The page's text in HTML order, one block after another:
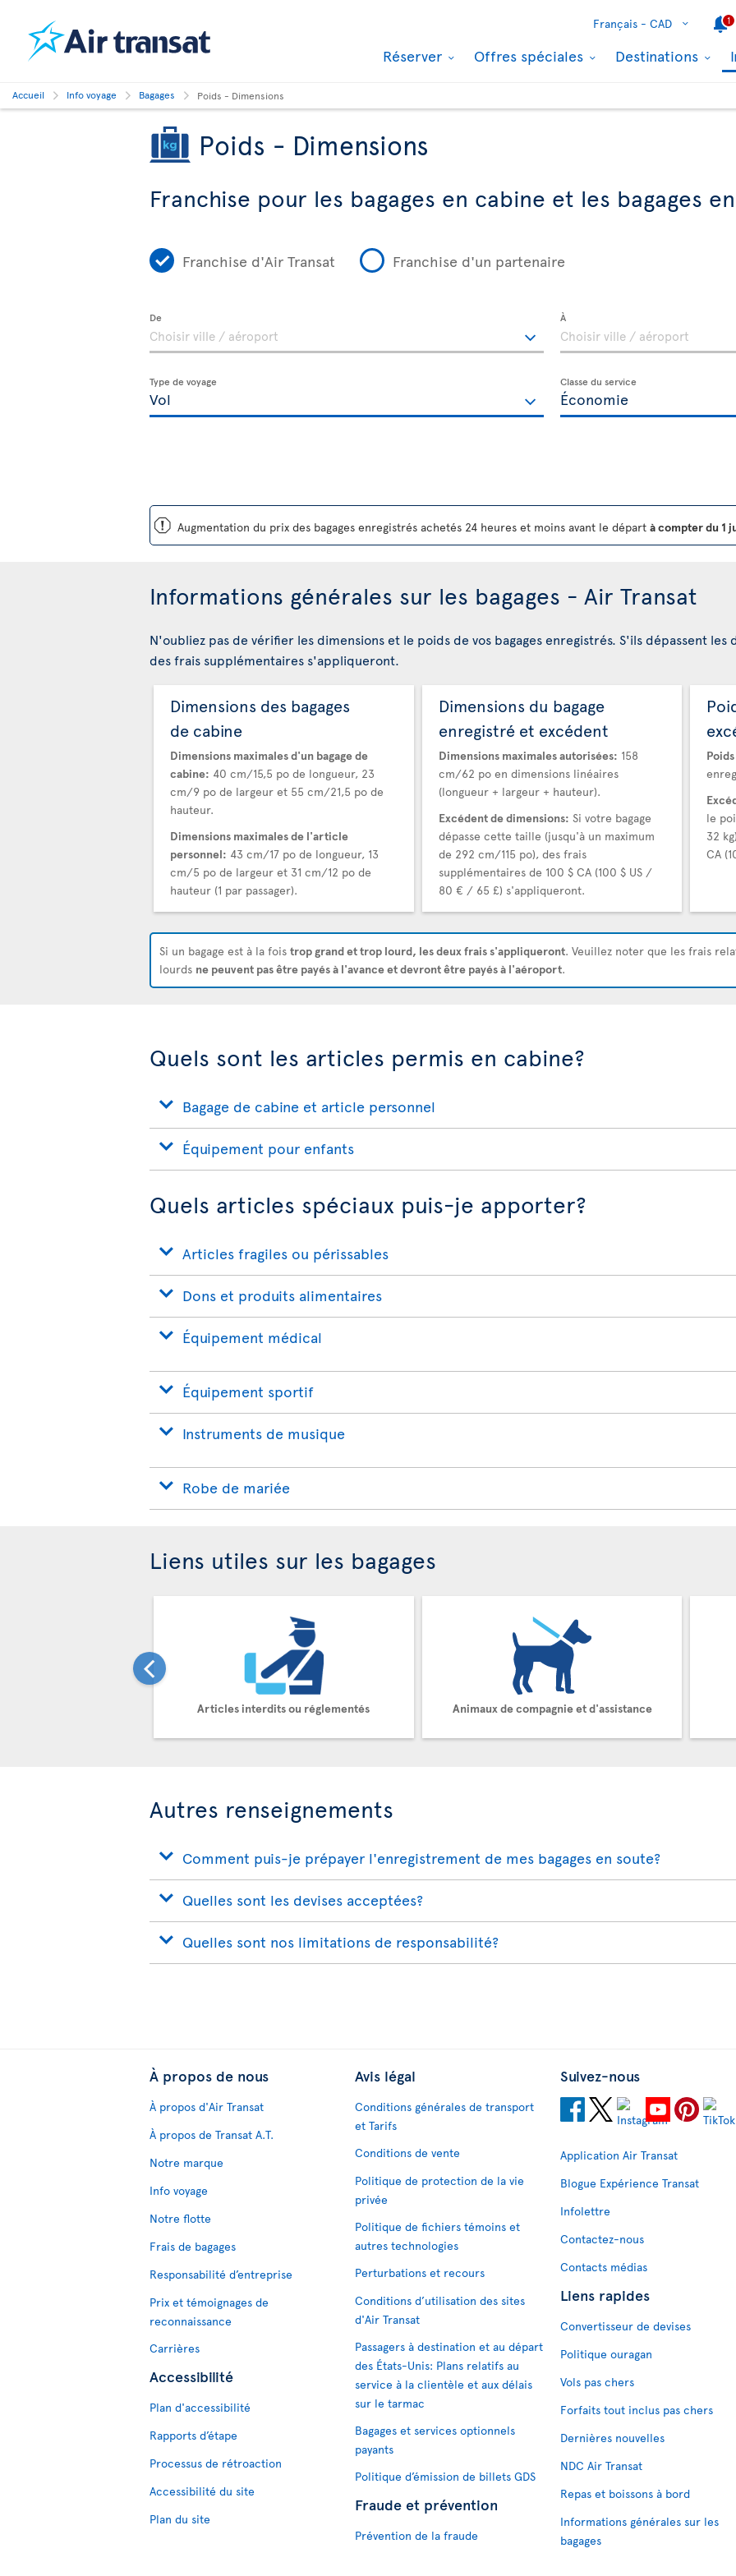
Français - CAD 1
Réserver Offres spéciales Destinations
Accueil Info voyage Bagages Poids - Dimensions
Poids - Dimensions
Franchise pour les bagages en cabine et les bagages
Franchise d'Air Transat Franchise d'un partenaire
De À
Type de voyage Classe du service
ü Augmentation du prix des bagages enregistrés achetés 24 heures et moins avant le départ à compter du 1
Informations générales sur les bagages - Air Transat
N'oubliez pas de vérifier les dimensions et le poids de vos bagages enregistrés. S'ils dépassent
des frais supplémentaires s'appliqueront.
Dimensions des bagages
de cabine
Dimensions maximales d'un bagage de
cabine: 40 cm/15,5 po de longueur, 23
cm/9 po de largeur et 55 cm/21,5 po de
hauteur.
Dimensions maximales de l'article
personnel: 43 cm/17 po de longueur, 13
cm/5 po de largeur et 31 cm/12 po de
hauteur (1 par passager).
Dimensions du bagage
enregistré et excédent
Dimensions maximales autorisées: 158
cm/62 po en dimensions linéaires
(longueur + largeur + hauteur).
Excédent de dimensions: Si votre bagage
dépasse cette taille (jusqu'à un maximum
de 292 cm/115 po), des frais
supplémentaires de 100 $ CA (100 $ US /
80 € / 65 £) s'appliqueront.
le
32
CA
Si un bagage est à la fois trop grand et trop lourd, les deux frais s'appliqueront. Veuillez noter que les frais
lourds ne peuvent pas être payés à l'avance et devront être payés à l'aéroport.
Quels sont les articles permis en cabine?
Bagage de cabine et article personnel
Équipement pour enfants
Quels articles spéciaux puis-je apporter?
Articles fragiles ou périssables
Dons et produits alimentaires
Équipement médical
Équipement sportif
Instruments de musique
Robe de mariée
Liens utiles sur les bagages
Articles interdits ou réglementés Animaux de compagnie et d'assistance
Autres renseignements
Comment puis-je prépayer l'enregistrement de mes bagages en soute?
Quelles sont les devises acceptées?
Quelles sont nos limitations de responsabilité?
À propos de nous
À propos d'Air Transat
À propos de Transat A.T.
Notre marque
Info voyage
Notre flotte
Frais de bagages
Responsabilité d’entreprise
Prix et témoignages de
reconnaissance
Carrières
Accessibilité
Plan d'accessibilité
Rapports d’étape
Processus de rétroaction
Accessibilité du site
Plan du site
Avis légal
Conditions générales de transport
et Tarifs
Conditions de vente
Politique de protection de la vie
privée
Politique de fichiers témoins et
autres technologies
Perturbations et recours
Conditions d’utilisation des sites
d'Air Transat
Passagers à destination et au départ
des États-Unis: Plans relatifs au
service à la clientèle et aux délais
sur le tarmac
Bagages et services optionnels
payants
Politique d’émission de billets GDS
Fraude et prévention
Prévention de la fraude
Suivez-nous
Application Air Transat
Blogue Expérience Transat
Infolettre
Contactez-nous
Contacts médias
Liens rapides
Convertisseur de devises
Politique ouragan
Vols pas chers
Forfaits tout inclus pas chers
Dernières nouvelles
NDC Air Transat
Repas et boissons à bord
Informations générales sur les
bagages